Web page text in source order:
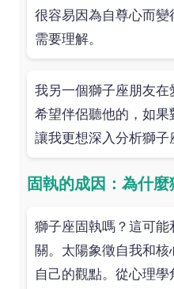
很容易因為自尊心而
需要理解。
我另一個獅子座朋友
希望伴侶聽他的，如
讓我更想深入分析獅子
固執的成因：為什
獅子座固執嗎？這可
關。太陽象徵自我和
自己的觀點。從心理